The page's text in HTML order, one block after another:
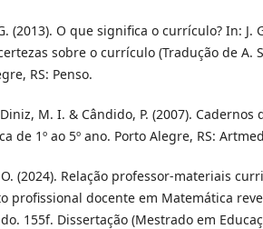
(2013). O que significa o currículo? In: J.
sobre o currículo (Tradução de A.
RS: Penso.
M. I. & Cândido, P. (2007). Cadernos
de 1º ao 5º ano. Porto Alegre, RS:
O. (2024). Relação professor-materiais
profissional docente em Matemática
155f. Dissertação (Mestrado em